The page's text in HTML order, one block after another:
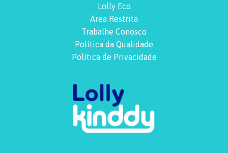
Lolly Eco
Área Restrita
Trabalhe Conosco
Política da Qualidade
Política de Privacidade